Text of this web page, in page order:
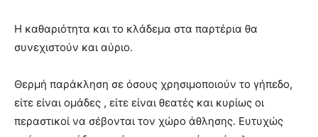
Η καθαριότητα και το κλάδεμα στα παρτέρια θα
συνεχιστούν και αύριο.
Θερμή παράκληση σε όσους χρησιμοποιούν το γήπεδο,
είτε είναι ομάδες , είτε είναι θεατές και κυρίως οι
περαστικοί να σέβονται τον χώρο άθλησης. Ευτυχώς